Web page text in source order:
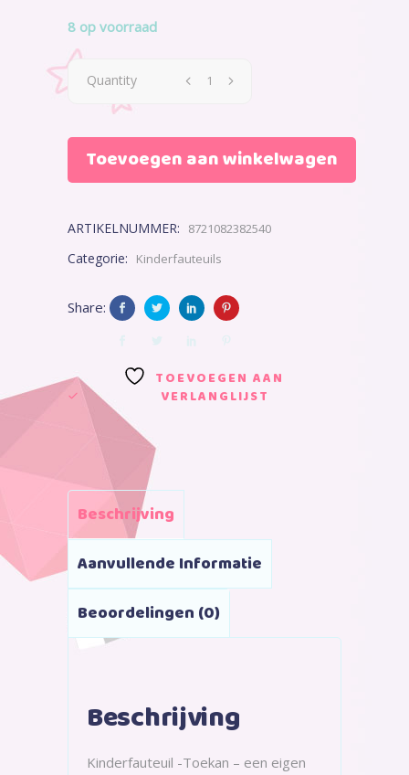
was:
€43,45.
is:
8 op voorraad
Quantity
Toevoegen aan winkelwagen
ARTIKELNUMMER: 8721082382540
Categorie: Kinderfauteuils
Share:
TOEVOEGEN AAN
VERLANGLIJST
Beschrijving
Aanvullende Informatie
Beoordelingen (0)
Beschrijving
Kinderfauteuil -Toekan – een eigen